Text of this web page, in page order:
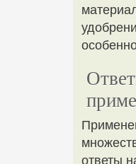
ответы